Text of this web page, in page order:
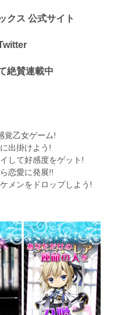
クス 公式サイト
絶賛連載中
覚乙女ゲーム!
出掛けよう!
して好感度をゲット!
恋愛に発展!!
メンをドロップしよう!